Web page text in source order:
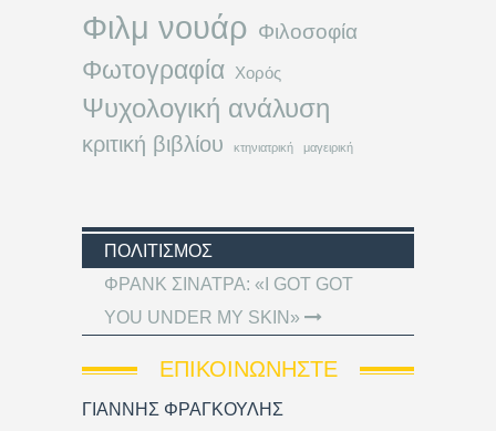
Φιλμ νουάρ Φιλοσοφία
Φωτογραφία Χορός
Ψυχολογική ανάλυση
κριτική βιβλίου κτηνιατρική μαγειρική
ΠΟΛΙΤΙΣΜΌΣ
ΦΡΑΝΚ ΣΙΝΑΤΡΑ: «I GOT GOT
YOU UNDER MY SKIN»
ΕΠΙΚΟΙΝΩΝΉΣΤΕ
ΓΙΑΝΝΗΣ ΦΡΑΓΚΟΥΛΗΣ